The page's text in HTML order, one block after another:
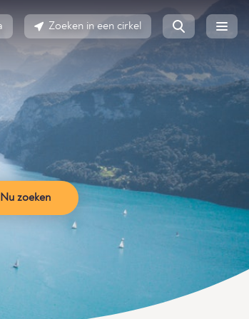
Zoeken in een cirkel
Nu zoeken